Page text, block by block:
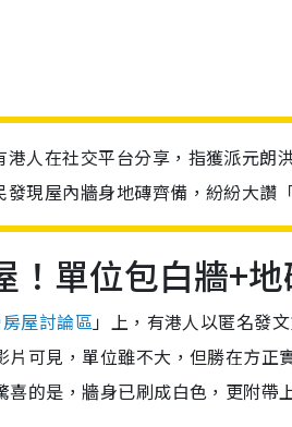
人在社交平台分享，指獲派元朗
現屋內牆身地磚齊備，紛紛大讚
！單位包白牆+
屋討論區」上，有港人以匿名發
可見，單位雖不大，但勝在方
的是，牆身已刷成白色，更附